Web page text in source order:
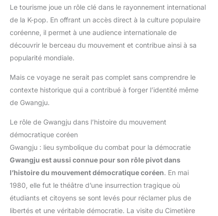
Le tourisme joue un rôle clé dans le rayonnement international
de la K-pop. En offrant un accès direct à la culture populaire
coréenne, il permet à une audience internationale de
découvrir le berceau du mouvement et contribue ainsi à sa
popularité mondiale.
Mais ce voyage ne serait pas complet sans comprendre le
contexte historique qui a contribué à forger l’identité même
de Gwangju.
Le rôle de Gwangju dans l’histoire du mouvement
démocratique coréen
Gwangju : lieu symbolique du combat pour la démocratie
Gwangju est aussi connue pour son rôle pivot dans
l’histoire du mouvement démocratique coréen. En mai
1980, elle fut le théâtre d’une insurrection tragique où
étudiants et citoyens se sont levés pour réclamer plus de
libertés et une véritable démocratie. La visite du Cimetière